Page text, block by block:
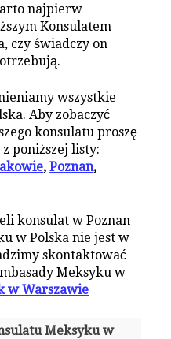
najpierw
Konsulatem
czy świadczy on
wszystkie
Aby zobaczyć
konsulatu proszę
poniższej listy:
,Poznan,
konsulat w Poznan
w Polska nie jest w
skontaktować
Meksyku w
w Warszawie
Meksyku w